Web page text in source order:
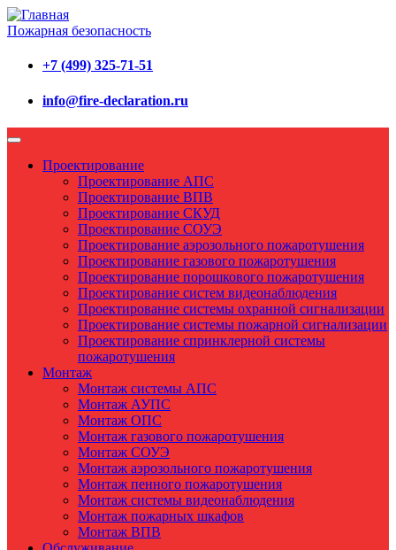
Пожарная безопасность
+7 (499) 325-71-51
info@fire-declaration.ru
Проектирование
Проектирование АПС
Проектирование ВПВ
Проектирование СКУД
Проектирование СОУЭ
Проектирование аэрозольного пожаротушения
Проектирование газового пожаротушения
Проектирование порошкового пожаротушения
Проектирование систем видеонаблюдения
Проектирование системы охранной сигнализации
Проектирование системы пожарной сигнализации
Проектирование спринклерной системы
пожаротушения
Монтаж
Монтаж системы АПС
Монтаж АУПС
Монтаж ОПС
Монтаж газового пожаротушения
Монтаж СОУЭ
Монтаж аэрозольного пожаротушения
Монтаж пенного пожаротушения
Монтаж системы видеонаблюдения
Монтаж пожарных шкафов
Монтаж ВПВ